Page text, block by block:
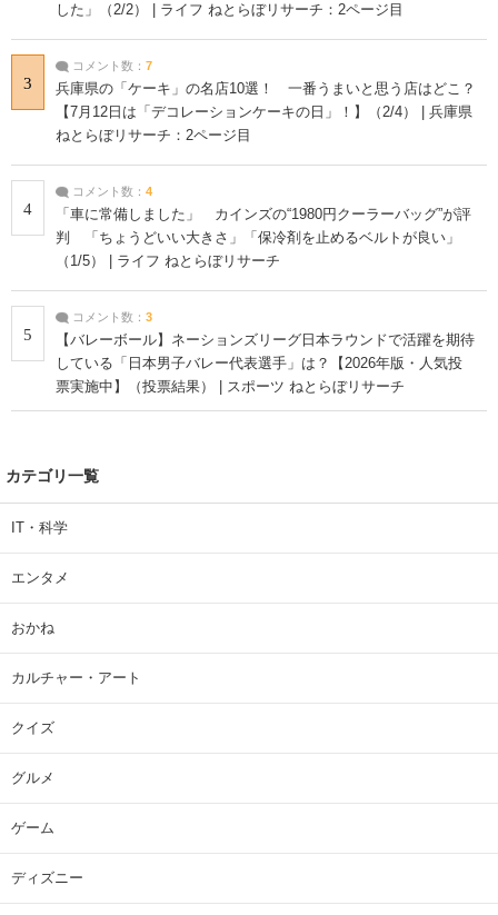
した」（2/2） | ライフ ねとらぼリサーチ：2ページ目
3
コメント数： 7
兵庫県の「ケーキ」の名店10選！ 一番うまいと思う店はどこ？
【7月12日は「デコレーションケーキの日」！】（2/4） | 兵庫県
ねとらぼリサーチ：2ページ目
4
コメント数： 4
「車に常備しました」 カインズの“1980円クーラーバッグ”が評
判 「ちょうどいい大きさ」「保冷剤を止めるベルトが良い」
（1/5） | ライフ ねとらぼリサーチ
5
コメント数： 3
【バレーボール】ネーションズリーグ日本ラウンドで活躍を期待
している「日本男子バレー代表選手」は？【2026年版・人気投
票実施中】（投票結果） | スポーツ ねとらぼリサーチ
カテゴリ一覧
IT・科学
エンタメ
おかね
カルチャー・アート
クイズ
グルメ
ゲーム
ディズニー